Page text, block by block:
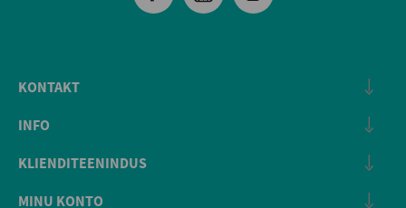
KONTAKT
INFO
KLIENDITEENINDUS
MINU KONTO